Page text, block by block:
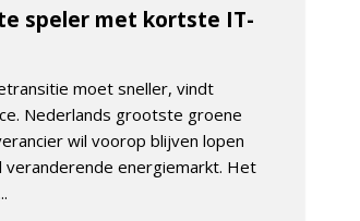
speler met kortste IT-
moet sneller, vindt
Nederlands grootste groene
wil voorop blijven lopen
veranderende energiemarkt. Het